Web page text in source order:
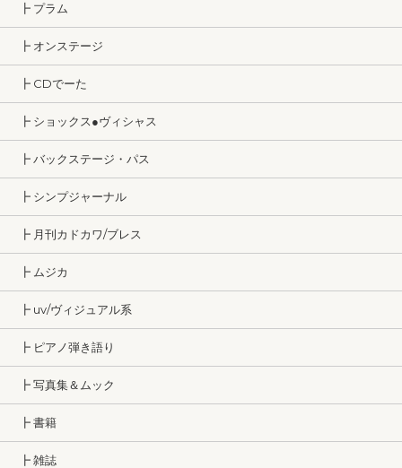
┣ プラム
┣ オンステージ
┣ CDでーた
┣ ショックス●ヴィシャス
┣ バックステージ・パス
┣ シンプジャーナル
┣ 月刊カドカワ/ブレス
┣ ムジカ
┣ uv/ヴィジュアル系
┣ ピアノ弾き語り
┣ 写真集＆ムック
┣ 書籍
┣ 雑誌